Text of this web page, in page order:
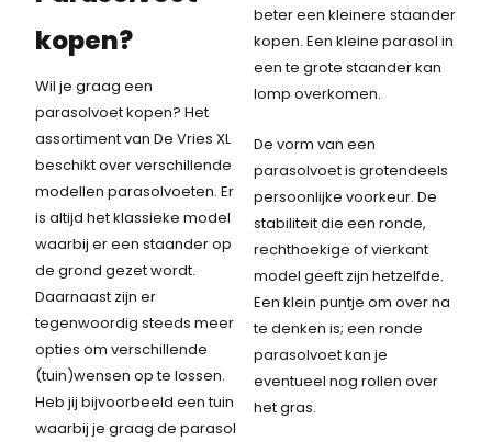
kopen?
Wil je graag een
parasolvoet kopen? Het
assortiment van De Vries XL
beschikt over verschillende
modellen parasolvoeten. Er
is altijd het klassieke model
waarbij er een staander op
de grond gezet wordt.
Daarnaast zijn er
tegenwoordig steeds meer
opties om verschillende
(tuin)wensen op te lossen.
Heb jij bijvoorbeeld een tuin
waarbij je graag de parasol
beter een kleinere staander
kopen. Een kleine parasol in
een te grote staander kan
lomp overkomen.
De vorm van een
parasolvoet is grotendeels
persoonlijke voorkeur. De
stabiliteit die een ronde,
rechthoekige of vierkant
model geeft zijn hetzelfde.
Een klein puntje om over na
te denken is; een ronde
parasolvoet kan je
eventueel nog rollen over
het gras.